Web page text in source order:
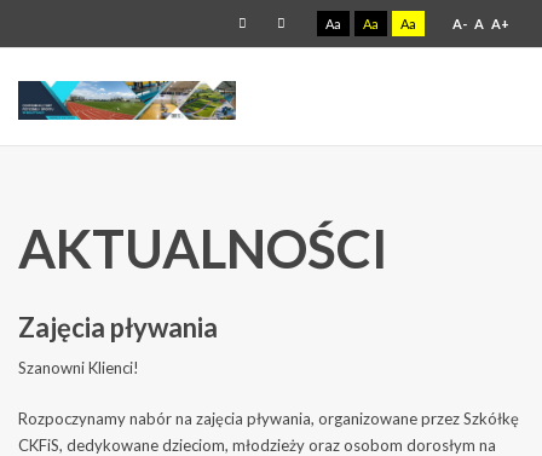
Aa Aa Aa A- A A+
AKTUALNOŚCI
Zajęcia pływania
Szanowni Klienci!
Rozpoczynamy nabór na zajęcia pływania, organizowane przez Szkółkę
CKFiS, dedykowane dzieciom, młodzieży oraz osobom dorosłym na